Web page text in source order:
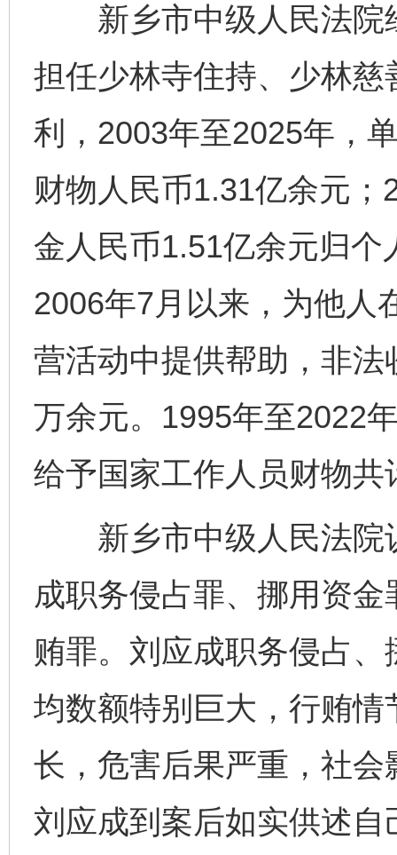
新乡市中级人民法院
担任少林寺住持、少林
利，2003年至2025年，
财物人民币1.31亿余元
金人民币1.51亿余元归
2006年7月以来，为他人
营活动中提供帮助，非
万余元。1995年至2022
给予国家工作人员财物
新乡市中级人民法院
成职务侵占罪、挪用资
贿罪。刘应成职务侵占
均数额特别巨大，行贿
长，危害后果严重，社
刘应成到案后如实供述